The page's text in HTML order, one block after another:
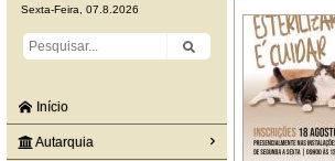
Sexta-Feira, 07.8.2026
Início
Autarquia